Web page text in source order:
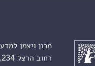
מכון ויצמן למדע
רחוב הרצל 234, רחובות 7610001